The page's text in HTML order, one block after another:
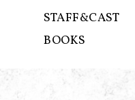
STAFF&CAST
BOOKS